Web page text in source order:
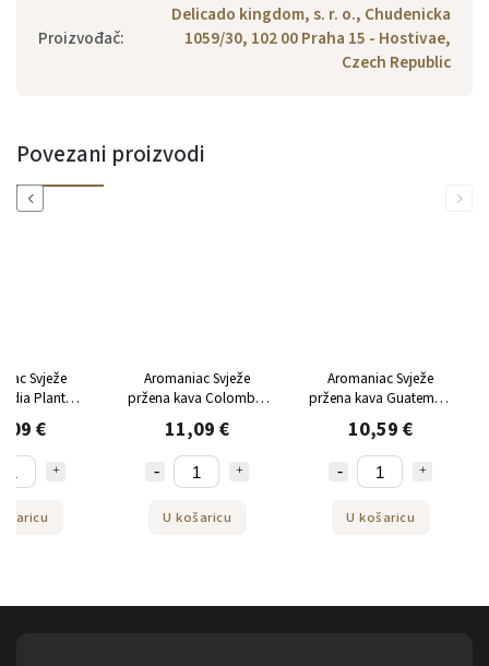
Proizvođač:
Delicado kingdom, s. r. o., Chudenicka
1059/30, 102 00 Praha 15 - Hostivae,
Czech Republic
Povezani proizvodi
Previous
Svježe
Planta
kava 250g
€
Aromaniac Svježe
pržena kava Colombia
Supremo mljevena 250g
11,09 €
U košaricu
Aromaniac Svježe
pržena kava Guatemala
Tres Maria mljevena
250g
10,59 €
U košaricu
Next